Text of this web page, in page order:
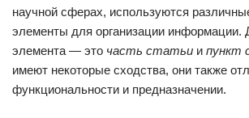
научной сферах, используются
элементы для организации информации.
элемента — это часть статьи и пункт
имеют некоторые сходства, они также
функциональности и предназначении.